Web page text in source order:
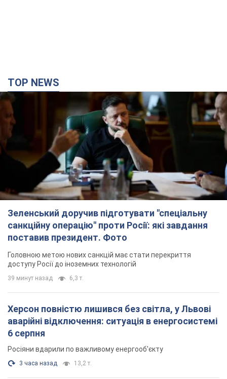
TOP NEWS
Зеленський доручив підготувати "спеціальну
санкційну операцію" проти Росії: які завдання
поставив президент. Фото
Головною метою нових санкцій має стати перекриття
доступу Росії до іноземних технологій
39 минут назад 6,3 т.
Херсон повністю лишився без світла, у Львові
аварійні відключення: ситуація в енергосистемі
6 серпня
Росіяни вдарили по важливому енергооб'єкту
3 часа назад 13,2 т.